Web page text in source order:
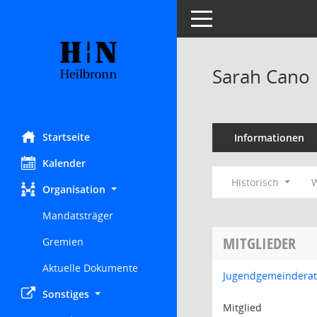
Startseite
Kalender
Organisation
Mandatsträger
Gremien
Aktuelle Dokumente
Sonstiges
Toggle navigation
Sarah Cano
Informationen
Historisch
MITGLIEDER
Jugendgemeinderat
Mitglied